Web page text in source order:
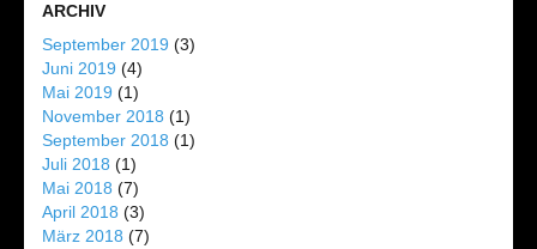
ARCHIV
September 2019 (3)
Juni 2019 (4)
Mai 2019 (1)
November 2018 (1)
September 2018 (1)
Juli 2018 (1)
Mai 2018 (7)
April 2018 (3)
März 2018 (7)